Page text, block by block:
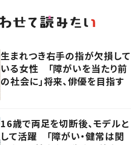
生まれつき右手の指が欠損して
いる女性 「障がいを当たり前
の社会に」将来、俳優を目指す
16歳で両足を切断後、モデルと
して活躍 「障がい・健常は関